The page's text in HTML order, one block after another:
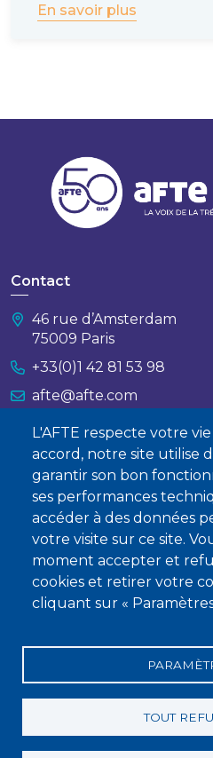
L'AFTE respecte votre
accord, notre site utilise
garantir son bon
ses performances
accéder à des données
votre visite sur ce site.
moment accepter et
cookies et retirer votre
cliquant sur « Paramètres
TOUT
En savoir plus
Contact
46 rue d’Amsterdam
75009 Paris
+33(0)1 42 81 53 98
afte@afte.com
Nous contacter
À propos
Qui sommes-nous ?
Devenir membre
Mentions légales